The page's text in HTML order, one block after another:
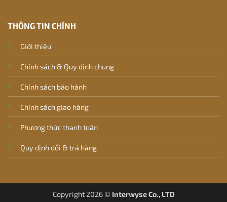
THÔNG TIN CHÍNH
Giới thiệu
Chính sách & Quy định chung
Chính sách bảo hành
Chính sách giao hàng
Phương thức thanh toán
Quy định đổi & trả hàng
Copyright 2026 © Interwyse Co., LTD